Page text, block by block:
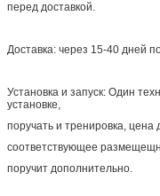
перед доставкой.
Доставка: через 15-40 дней
Установка и запуск: Один
установке,
поручать и тренировка, цена
соответствующее
поручит дополнительно.